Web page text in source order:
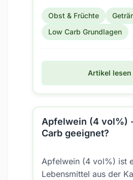
Getränke/Frucht- und
Aber ist es auch für
Obst & Früchte
Low Carb Grundlagen
Artikel
Apfelwein (4 vol%)
Carb geeignet?
Apfelwein (4 vol%) ist
Lebensmittel aus der